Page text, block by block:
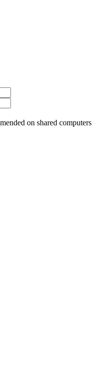
on shared computers